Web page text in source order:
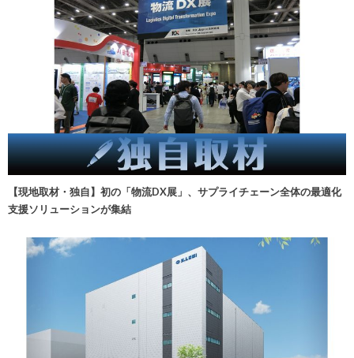
【現地取材・独自】初の「物流DX展」、サプライチェーン全体の最適化
支援ソリューションが集結